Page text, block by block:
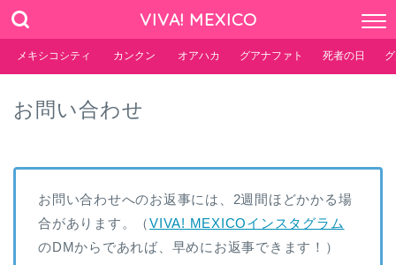
VIVA! MEXICO
メキシコシティ カンクン オアハカ グアナファト 死者の日
お問い合わせ
お問い合わせへのお返事には、2週間ほどかかる場
合があります。（VIVA! MEXICOインスタグラム
のDMからであれば、早めにお返事できます！）